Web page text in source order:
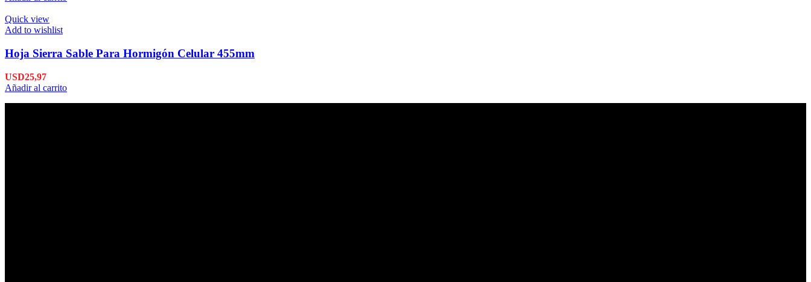
Quick view
Add to wishlist
Hoja Sierra Sable Para Hormigón Celular 455mm
USD25,97
Añadir al carrito